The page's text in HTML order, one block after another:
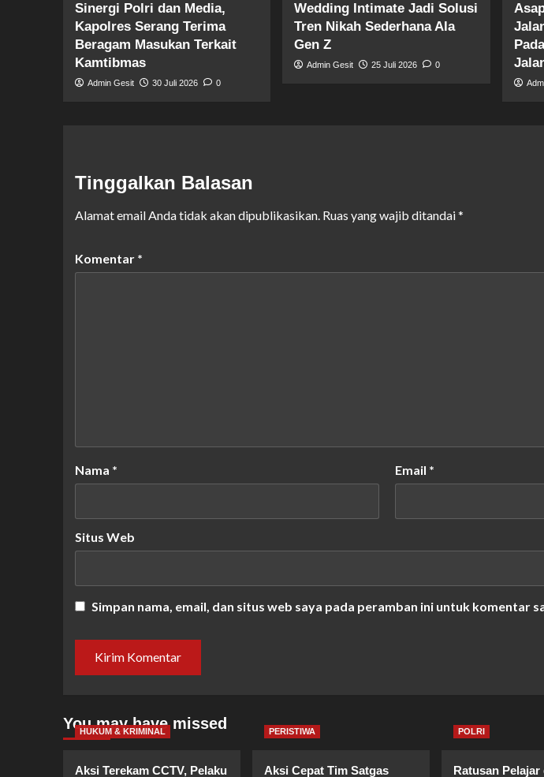
Sinergi Polri dan Media,
Kapolres Serang Terima
Beragam Masukan Terkait
Kamtibmas
Admin Gesit 30 Juli 2026 0
Wedding Intimate Jadi Solusi
Tren Nikah Sederhana Ala
Gen Z
Admin Gesit 25 Juli 2026 0
Tinggalkan Balasan
Alamat email Anda tidak akan dipublikasikan. Ruas yang wajib ditandai*
Komentar *
Nama * Email *
Situs Web
Simpan nama, email, dan situs web saya pada peramban ini untuk komentar
You may have missed
HUKUM & KRIMINAL
Aksi Terekam CCTV, Pelaku
PERISTIWA
Aksi Cepat Tim Satgas
POLRI
Ratusan